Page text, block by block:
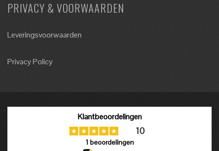
PRIVACY & VOORWAARDEN
Leveringsvoorwaarden
Privacy Policy
Klantbeoordelingen
10
1 beoordelingen